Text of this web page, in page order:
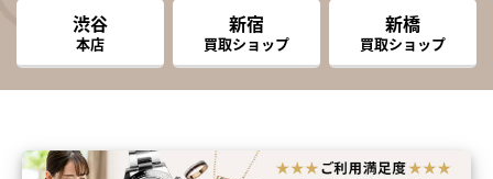
渋谷
本店
新宿
買取ショップ
新橋
買取ショップ